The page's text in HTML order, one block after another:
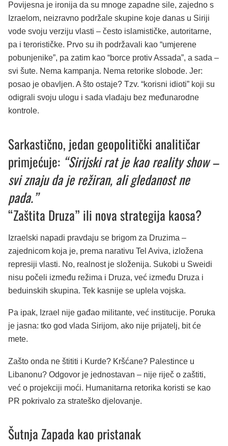
Povijesna je ironija da su mnoge zapadne sile, zajedno s
Izraelom, neizravno podržale skupine koje danas u Siriji
vode svoju verziju vlasti – često islamističke, autoritarne,
pa i terorističke. Prvo su ih podržavali kao “umjerene
pobunjenike”, pa zatim kao “borce protiv Assada”, a sada –
svi šute. Nema kampanja. Nema retorike slobode. Jer:
posao je obavljen. A što ostaje? Tzv. “korisni idioti” koji su
odigrali svoju ulogu i sada vladaju bez međunarodne
kontrole.
Sarkastično, jedan geopolitički analitičar
primjećuje: “Sirijski rat je kao reality show –
svi znaju da je režiran, ali gledanost ne
pada.”
“Zaštita Druza” ili nova strategija kaosa?
Izraelski napadi pravdaju se brigom za Druzima –
zajednicom koja je, prema narativu Tel Aviva, izložena
represiji vlasti. No, realnost je složenija. Sukobi u Sweidi
nisu počeli između režima i Druza, već između Druza i
beduinskih skupina. Tek kasnije se uplela vojska.
Pa ipak, Izrael nije gađao militante, već institucije. Poruka
je jasna: tko god vlada Sirijom, ako nije prijatelj, bit će
mete.
Zašto onda ne štititi i Kurde? Kršćane? Palestince u
Libanonu? Odgovor je jednostavan – nije riječ o zaštiti,
već o projekciji moći. Humanitarna retorika koristi se kao
PR pokrivalo za strateško djelovanje.
Šutnja Zapada kao pristanak